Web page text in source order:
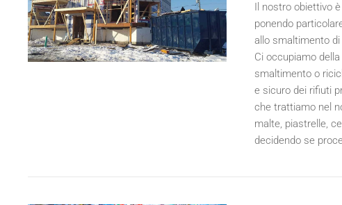
Il nostro obiettivo
ponendo
allo smaltimento
Ci occupiamo
smaltimento o
e sicuro dei rifiuti
che trattiamo nel
malte, piastrelle,
decidendo se